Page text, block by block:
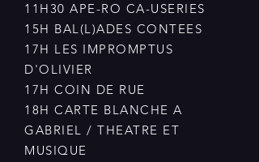
11H30 APE-RO CA-USERIES
15H BAL(L)ADES CONTEES
17H LES IMPROMPTUS
D'OLIVIER
17H COIN DE RUE
18H CARTE BLANCHE A
GABRIEL / THEATRE ET
MUSIQUE